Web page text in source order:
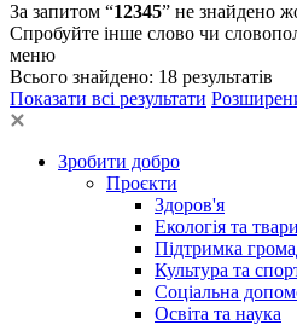
За запитом “12345” не знайдено
Спробуйте інше слово чи
меню
Всього знайдено: 18 результатів
Показати всі результати
Зробити добро
Проєкти
Здоров'я
Екологія та
Підтримка
Культура та
Соціальна
Освіта та наука